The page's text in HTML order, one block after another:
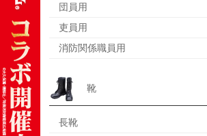
団員用
吏員用
消防関係職員用
靴
長靴